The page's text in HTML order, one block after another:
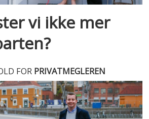
vi ikke mer
FOR PRIVATMEGLEREN